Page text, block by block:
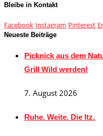
Bleibe in Kontakt
Facebook Instagram Pinterest
Neueste Beiträge
Picknick aus dem
Grill Wild werden!
7. August 2026
Ruhe. Weite. Die Itz.